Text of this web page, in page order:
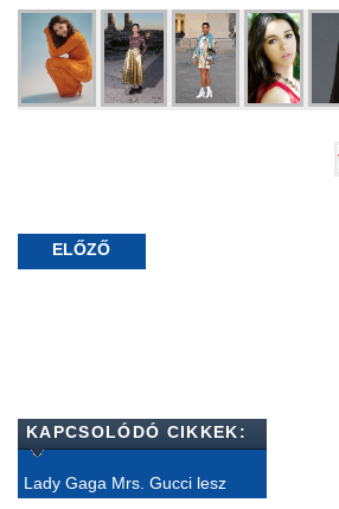
ELŐZŐ
KAPCSOLÓDÓ CIKKEK:
Lady Gaga Mrs. Gucci lesz